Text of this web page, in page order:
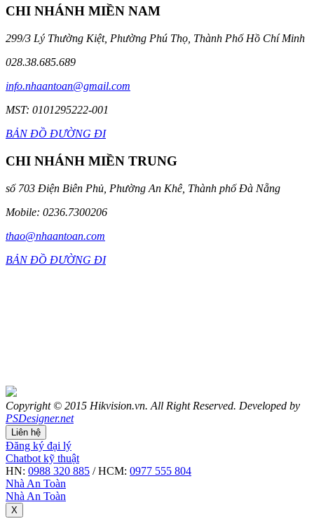
CHI NHÁNH MIỀN NAM
299/3 Lý Thường Kiệt, Phường Phú Thọ, Thành Phố Hồ Chí Minh
028.38.685.689
info.nhaantoan@gmail.com
MST: 0101295222-001
BẢN ĐỒ ĐƯỜNG ĐI
CHI NHÁNH MIỀN TRUNG
số 703 Điện Biên Phủ, Phường An Khê, Thành phố Đà Nẵng
Mobile: 0236.7300206
thao@nhaantoan.com
BẢN ĐỒ ĐƯỜNG ĐI
Copyright © 2015 Hikvision.vn. All Right Reserved. Developed by
PSDesigner.net
Liên hệ
Đăng ký đại lý
Chatbot kỹ thuật
HN: 0988 320 885 / HCM: 0977 555 804
Nhà An Toàn
Nhà An Toàn
X